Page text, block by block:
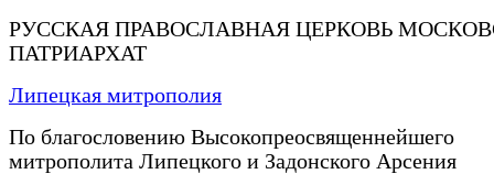
РУССКАЯ ПРАВОСЛАВНАЯ ЦЕРКОВЬ
ПАТРИАРХАТ
Липецкая митрополия
По благословению Высокопреосвященнейшего
митрополита Липецкого и Задонского Арсения